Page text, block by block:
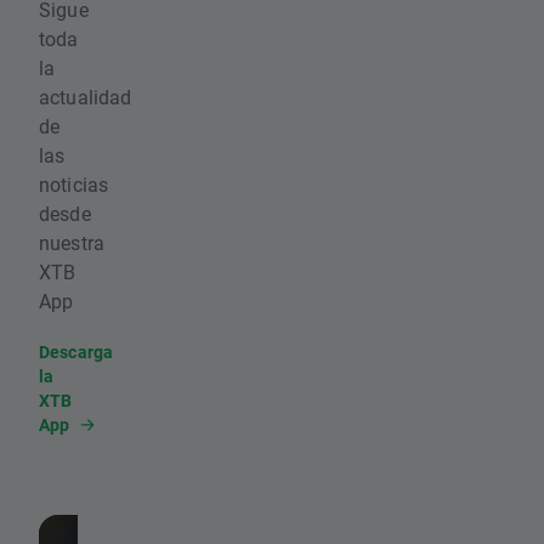
Sigue
toda
la
actualidad
de
las
noticias
desde
nuestra
XTB
App
Descarga
la
XTB
App